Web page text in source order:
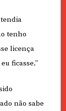
tenho
licença
ficasse.”
não sabe